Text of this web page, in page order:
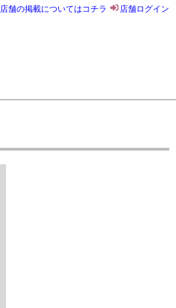
店舗の掲載についてはコチラ 店舗ログイン